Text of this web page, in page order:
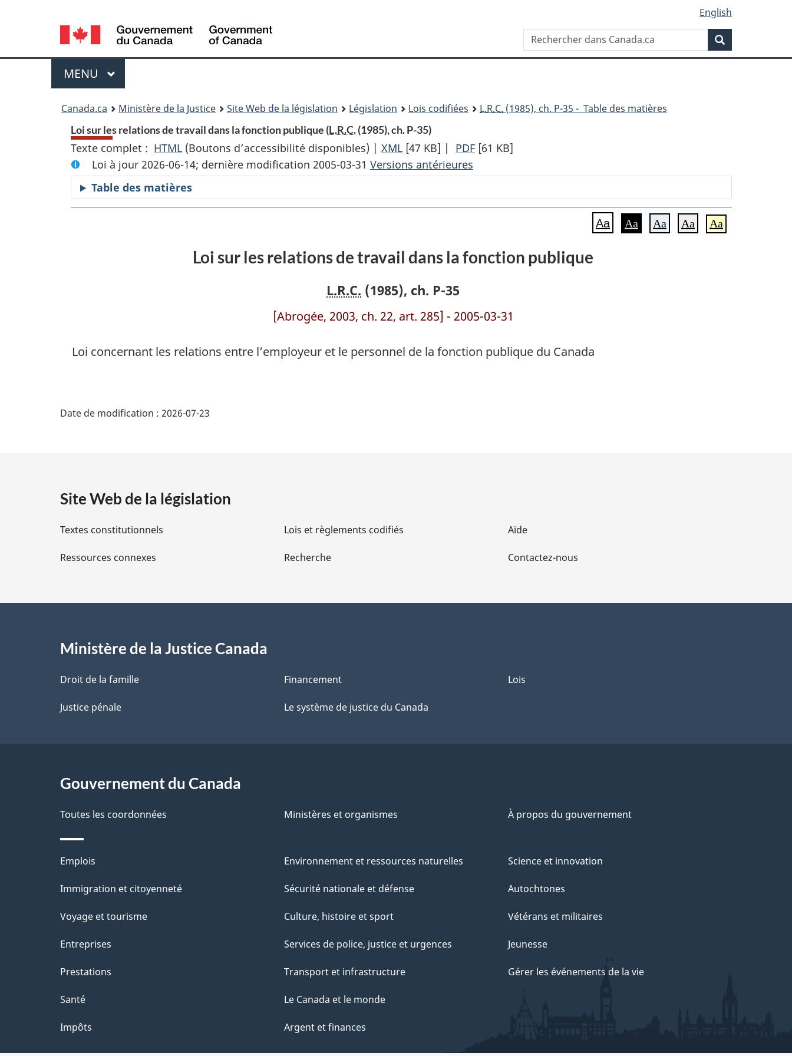
principal
À
site
version
Language
selection
English
Rechercher
dans
Canada.ca
Menu
MENU PRINCIPAL
Canada.ca Ministère de la Justice Site Web de la législation Législation Lois codifiées L.R.C. (1985), ch. P-35 - Table des matières
Loi sur les relations de travail dans la fonction publique (L.R.C.(1985), ch. P-35)
Texte complet : HTML Texte
complet
:
Loi
de
publique
(Boutons d’accessibilité disponibles) | XML Texte
complet
:
Loi
de
dans
la
publique
[47 KB] | PDF Texte
:
Loi
de
la
publique
[61 KB]
Loi à jour 2026-06-14; dernière modification 2005-03-31 Versions antérieures
Table des matières
Aa Aa Aa Aa Aa
Loi sur les relations de travail dans la fonction publique
L.R.C. (1985), ch. P-35
[Abrogée, 2003, ch. 22, art. 285] - 2005-03-31
Loi concernant les relations entre l’employeur et le personnel de la fonction publique du Canada
i
l
s
l
a
p
e
Date de modification : 2026-07-23
Site Web de la législation
Textes constitutionnels
Ressources connexes
Lois et règlements codifiés
Recherche
Aide
Contactez-nous
Ministère de la Justice Canada
Droit de la famille
Justice pénale
Financement
Le système de justice du Canada
Lois
Gouvernement du Canada
Toutes les coordonnées Ministères et organismes À propos du gouvernement
Thèmes
et
Emplois
Immigration et citoyenneté
Voyage et tourisme
Entreprises
Prestations
Santé
Impôts
Environnement et ressources naturelles
Sécurité nationale et défense
Culture, histoire et sport
Services de police, justice et urgences
Transport et infrastructure
Le Canada et le monde
Argent et finances
Science et innovation
Autochtones
Vétérans et militaires
Jeunesse
Gérer les événements de la vie